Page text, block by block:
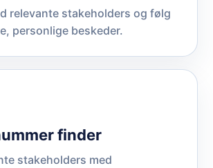
relevante stakeholders og følg
personlige beskeder.
finder
stakeholders med